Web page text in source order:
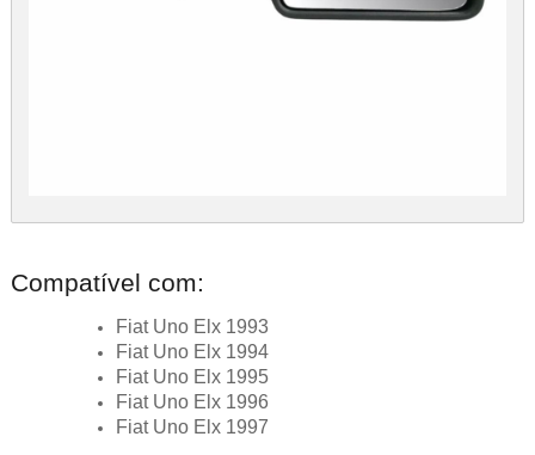
Compatível com:
Fiat Uno Elx 1993
Fiat Uno Elx 1994
Fiat Uno Elx 1995
Fiat Uno Elx 1996
Fiat Uno Elx 1997